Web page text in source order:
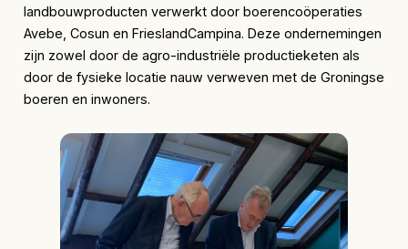
landbouwproducten verwerkt door boerencoöperaties
Avebe, Cosun en FrieslandCampina. Deze ondernemingen
zijn zowel door de agro-industriële productieketen als
door de fysieke locatie nauw verweven met de Groningse
boeren en inwoners.